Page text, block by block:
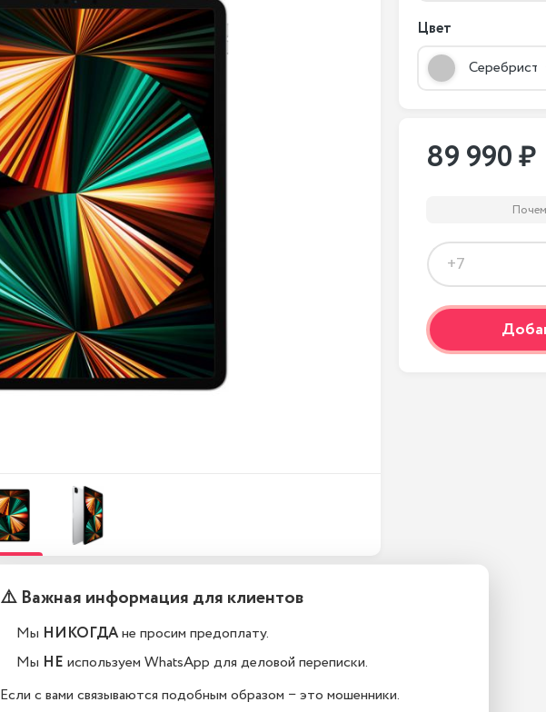
Цвет
89 990 ₽
Телефоны новые или
восстановленные?
Все телефоны в ekb.istoreapple.ru
полностью оригинальные, с полной
стандартной комплектацией.
Какой срок гарантии?
На всю технику, представленную у нас на
дней. Обмен и возврат возможен в течени
⚠️ Важная информация для клиентов
Мы НИКОГДАне просим предоплату.
Мы НЕ используем WhatsApp для деловой переписки.
Если с вами связываются подобным образом − это мошенники.